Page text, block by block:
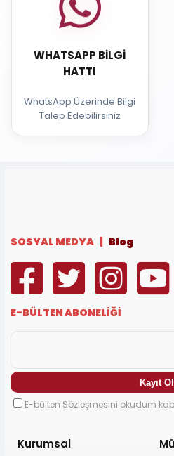
WHATSAPP BILGI
HATTI
WhatsApp Üzerinde Bilgi
Talep Edebilirsiniz
SOSYAL MEDYA | Blog
E-BÜLTEN ABONELİĞİ
E-bülten Sözleşmesini okudum
Kurumsal